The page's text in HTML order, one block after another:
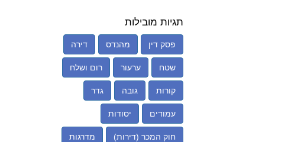
תגיות מובילות
פסק דין מהנדס דירה
שטח ערעור רום ושלח
קורות גובה גדר
עמודים יסודות
חוק המכר (דירות) מדרגות